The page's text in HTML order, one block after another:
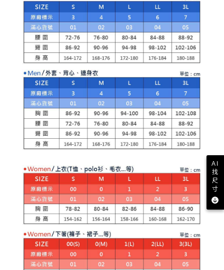
【注意事項】
1.本服務係由「台灣大哥大股份有限公司」（以下簡稱本公司）所提供，讓
用戶於交易時，得透過本服務購買商品或服務，並由商店將買賣／分期付款
買賣價金債權讓與本公司後，依約使用本公司帳單繳交帳款。
2.基於同意付款使用「大哥付你分期」之契約關係目的，商店將以您的個人
資料（包含姓名、電話或地址）提供予台灣大哥大進項蒐集、處理及利用，
由本公司與您本人進行分期帳單所需資料之確認、核對及更正。
3.完整用戶服務條款，請詳閱以下連結：https://oppay.tw/userRule
ATM／網路銀行／等多元方式進行付款，方視為交易完成。
※ 請注意：結帳手續完成當下不需立刻繳費，但若您需要取消訂單，請聯絡
購買商品的店家。未經商家同意取消之訂單仍視為有效，需透過AFTEE先享
後付繳納相關費用。
※ 交易是否成功請以「AFTEE先享後付 」之結帳頁面顯示為準，若有關於
是否繳費成功／繳費後需取消欲退款等相關疑問，請聯繫「AFTEE先享後付
客戶支援中心」
https://netprotections.freshdesk.com/support/home
【注意事項】
１．透過由恩沛科技股份有限公司提供之「AFTEE先享後付」服務完成之交
易，需依本服務之必要範圍內提供個人資料，並將交易相關給付款項請求債
權轉讓予恩沛科技股份有限公司。
２．關於個人資料處理事宜，請瀏覽以下網址：
https://aftee.tw/terms/#terms3
３．未成年的使用者請事先徵得法定代理人或監護人之同意方可使用
「AFTEE先享後付」，若未經同意申辦者引起之損失，本公司不負相關責
任。
４．使用「AFTEE先享後付」時，將依據個別帳號之用戶狀況，依本公司即
時審查核予不同之上限額度；若仍有額度不足之情形，本公司將視審查結果
請求用戶進行身份認證。
５．嚴禁一人註冊多個帳號或使用他人資訊註冊。若發現惡意使用之情形，
恩沛科技股份有限公司將有權停止該用戶之使用額度並採取法律行動。
萊爾富取貨付款
免運費
付款後萊爾富取貨
免運費
7-11取貨付款
免運費
付款後7-11取貨
免運費
免運費
離島宅配
免運費
AI
找
尺
寸